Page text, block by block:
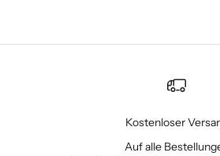
Kostenloser
Auf alle